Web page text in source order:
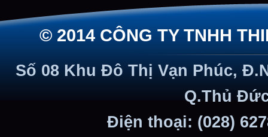
© 2014 CÔNG TY TNHH
Số 08 Khu Đô Thị Vạn Phúc,
Q.Thủ
Điện thoại: (028)